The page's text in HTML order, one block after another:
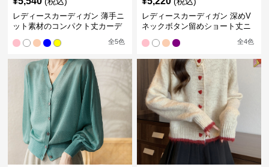
レディースカーディガン 薄手ニ
ット素材のコンパクト丈カーデ
全5色
レディースカーディガン 深めV
ネックボタン留めショート丈ニ
全4色